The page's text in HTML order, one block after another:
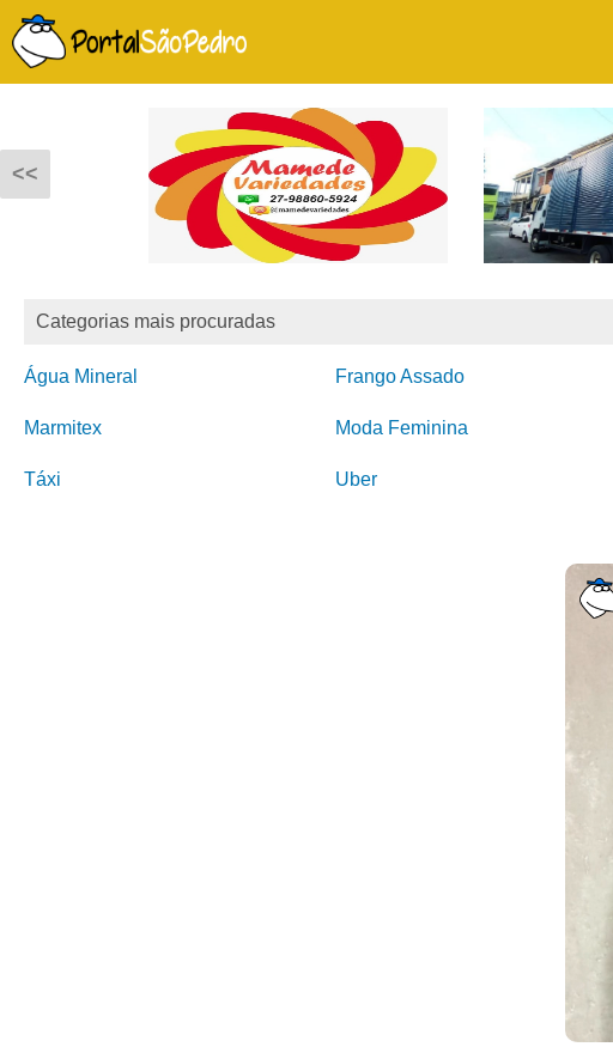
<<
Categorias mais procuradas
Água Mineral Frango Assado
Marmitex Moda Feminina
Táxi Uber